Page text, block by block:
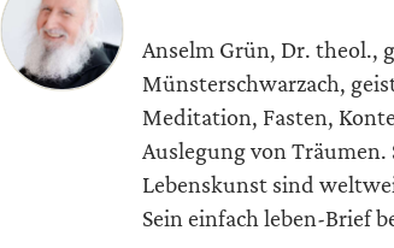
Anselm Grün, Dr. theol.,
Münsterschwarzach,
Meditation, Fasten,
Auslegung von
Lebenskunst sind
Sein einfach leben-Brief